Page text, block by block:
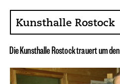
Kunsthalle Rostock
DieKunsthalleRostocktrauertumden